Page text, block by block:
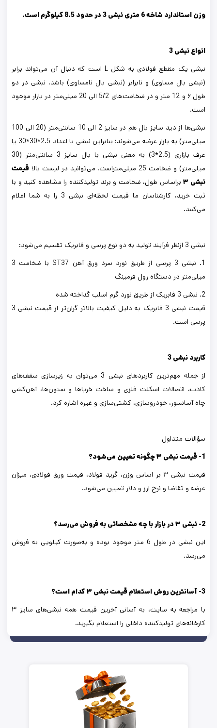
وزن استاندارد شاخه 6 متری نبشی 3 در حدود 8.5 کیلوگرم است.
انواع نبشی 3
نبشی یک مقطع فولادی به شکل L است که دنبال آن می‌تواند برابر
(نبشی بال مساوی) و نابرابر (نبشی بال نامساوی) باشد. نبشی در دو
طول ۶ و 12 متر و در ضخامت‌های 5/2 الی 20 میلی‌متر در بازار موجود
است.
نبشی‌ها از دید سایز بال هم در سایز 2 الی 10 سانتی‌متر (20 الی 100
میلی‌متر) به بازار عرضه می‌شوند؛ بنابراین نبشی با اعداد 2.5*30*30 یا
عرف بازاری (2.5*3) به معنی نبشی با بال سایز 3 سانتی‌متر (30
میلی‌متر) و ضخامت 25 میلی‌متراست. می‌توانید در لیست بالا
قیمت
نبشی ۳
براساس طول، ضخامت و برند تولیدکننده را مشاهده کنید و با
ثبت خرید، کارشناسان ما قیمت لحظه‌ای نبشی 3 را به شما اعلام
می‌کنند.
نبشی 3 ازنظر فرآیند تولید به دو نوع پرسی و فابریک تقسیم می‌شود:
1. نبشی 3 پرسی از طریق نورد سرد ورق آهن ST37 با ضخامت 3
میلی‌متر در دستگاه رول فرمینگ
2. نبشی 3 فابریک از طریق نورد گرم اسلب گداخته شده
قیمت نبشی 3 فابریک به دلیل کیفیت بالاتر گران‌تر از قیمت نبشی 3
پرسی است.
کاربرد نبشی 3
از جمله مهم‌ترین کاربردهای نبشی 3 می‌توان به زیرسازی سقف‌های
کاذب، اتصالات اسکلت فلزی و ساخت خرپاها و ستون‌ها، آهن‌کشی
چاه آسانسور، خودروسازی، کشتی‌سازی و غیره اشاره کرد.
سؤالات متداول
1- قیمت نبشی
۳چگونه تعیین می‌شود؟
قیمت نبشی ۳ بر اساس وزن، گرید فولاد، قیمت ورق فولادی، میزان
عرضه و تقاضا و نرخ ارز و دلار تعیین می‌شود.
2- نبشی ۳ در بازار با چه مشخصاتی به فروش می‌رسد؟
این نبشی در طول 6 متر موجود بوده و به‌صورت کیلویی به فروش
می‌رسد.
3- آسانترین روش استعلام قیمت نبشی ۳ کدام است؟
با مراجعه به سایت، به آسانی آخرین قیمت همه نبشی‌های سایز ۳
کارخانه‌های تولیدکننده داخلی را استعلام بگیرید.